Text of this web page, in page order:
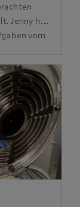
Jenny hat
vom